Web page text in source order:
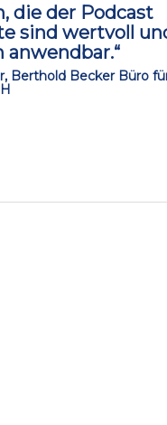
die der Podcast
sind wertvoll
Berthold Becker Büro